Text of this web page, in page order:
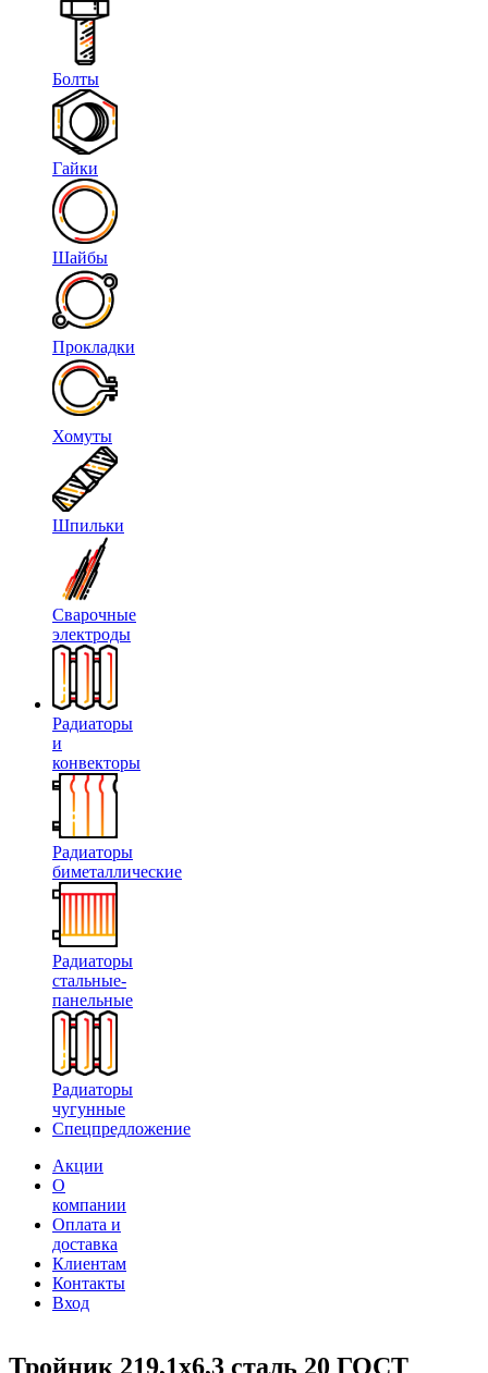
Болты
Гайки
Шайбы
Прокладки
Хомуты
Шпильки
Сварочные
электроды
Радиаторы
и
конвекторы
Радиаторы
биметаллические
Радиаторы
стальные-
панельные
Радиаторы
чугунные
Спецпредложение
Акции
О
компании
Оплата и
доставка
Клиентам
Контакты
Вход
Тройник 219,1х6,3 сталь 20 ГОСТ